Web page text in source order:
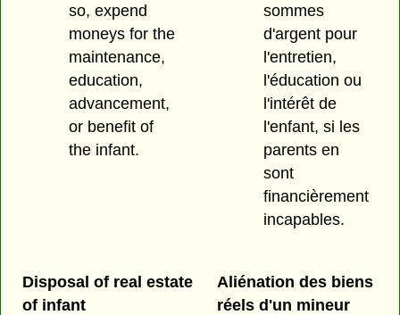
so, expend
moneys for the
maintenance,
education,
advancement,
or benefit of
the infant.
sommes
d'argent pour
l'entretien,
l'éducation ou
l'intérêt de
l'enfant, si les
parents en
sont
financièrement
incapables.
Disposal of real estate
of infant
Aliénation des biens
réels d'un mineur